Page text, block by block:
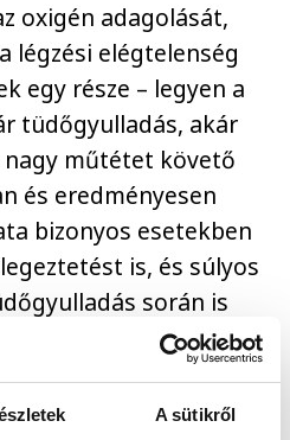
A sütikről
oxigén adagolását,
légzési elégtelenség
egy része – legyen a
tüdőgyulladás, akár
műtétet követő
és eredményesen
bizonyos esetekben
is, és súlyos
során is